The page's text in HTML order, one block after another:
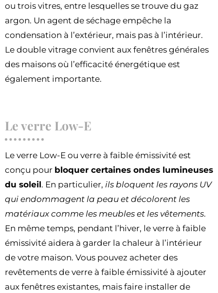
ou trois vitres, entre lesquelles se trouve du gaz
argon. Un agent de séchage empêche la
condensation à l’extérieur, mais pas à l’intérieur.
Le double vitrage convient aux fenêtres générales
des maisons où l’efficacité énergétique est
également importante.
Le verre Low-E
Le verre Low-E ou verre à faible émissivité est
conçu pour bloquer certaines ondes lumineuses
du soleil. En particulier, ils bloquent les rayons UV
qui endommagent la peau et décolorent les
matériaux comme les meubles et les vêtements.
En même temps, pendant l’hiver, le verre à faible
émissivité aidera à garder la chaleur à l’intérieur
de votre maison. Vous pouvez acheter des
revêtements de verre à faible émissivité à ajouter
aux fenêtres existantes, mais faire installer de